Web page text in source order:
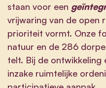
staan voor een
vrijwaring van de open
prioriteit vormt. Onze
natuur en de 286
telt. Bij de ontwikkeling
inzake ruimtelijke